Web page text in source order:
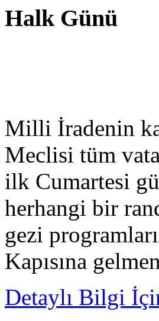
Halk Günü
Milli İradenin
Meclisi tüm
ilk Cumartesi
herhangi bir
gezi
Kapısına
Detaylı Bilgi